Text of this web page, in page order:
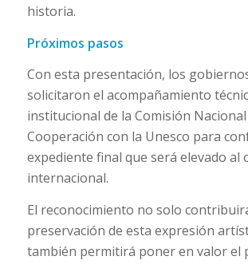
historia.
Próximos pasos
Con esta presentación, los
solicitaron el acompañamiento
institucional de la Comisión
Cooperación con la Unesco para
expediente final que será elevado al
internacional.
El reconocimiento no solo
preservación de esta expresión
también permitirá poner en valor el